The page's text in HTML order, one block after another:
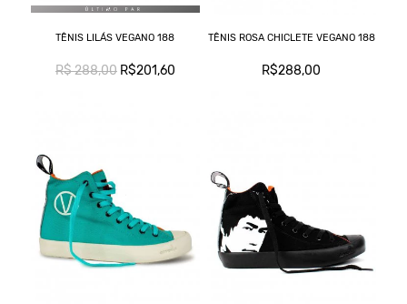
TÊNIS LILÁS VEGANO 188
R$ 288,00R$201,60
TÊNIS ROSA CHICLETE VEGANO 188
R$288,00